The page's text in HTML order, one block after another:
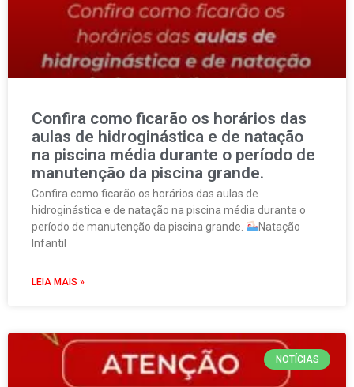
Confira como ficarão os horários das
aulas de hidroginástica e de natação
na piscina média durante o período de
manutenção da piscina grande.
Confira como ficarão os horários das aulas de
hidroginástica e de natação na piscina média durante o
período de manutenção da piscina grande.
Natação
Infantil
LEIA MAIS »
NOTÍCIAS